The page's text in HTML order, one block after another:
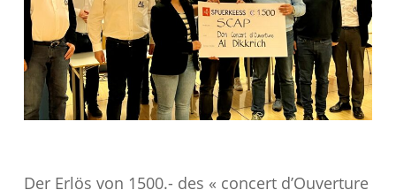
Der Erlös von 1500.- des « concert d’Ouverture